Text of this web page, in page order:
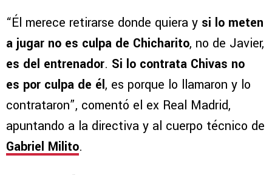
“Él merece retirarse donde quiera y si lo meten
a jugar no es culpa de Chicharito, no de Javier,
es del entrenador. Si lo contrata Chivas no
es por culpa de él, es porque lo llamaron y lo
contrataron”, comentó el ex Real Madrid,
apuntando a la directiva y al cuerpo técnico de
Gabriel Milito.